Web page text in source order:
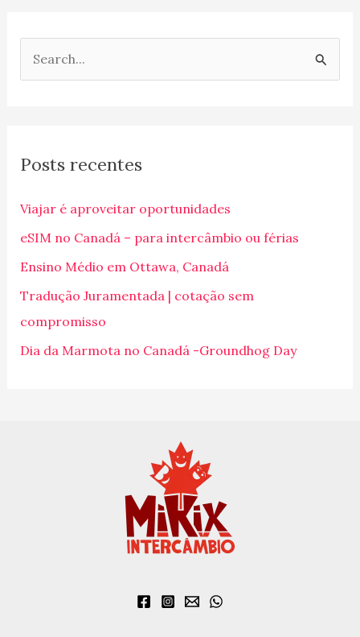
u
s
a
r
p
o
r
Posts recentes
Viajar é aproveitar oportunidades
eSIM no Canadá – para intercâmbio ou férias
Ensino Médio em Ottawa, Canadá
Tradução Juramentada | cotação sem
compromisso
Dia da Marmota no Canadá -Groundhog Day